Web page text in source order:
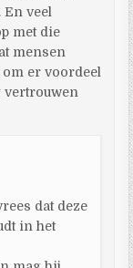
veel
met die
mensen
er voordeel
vertrouwen
dat deze
in het